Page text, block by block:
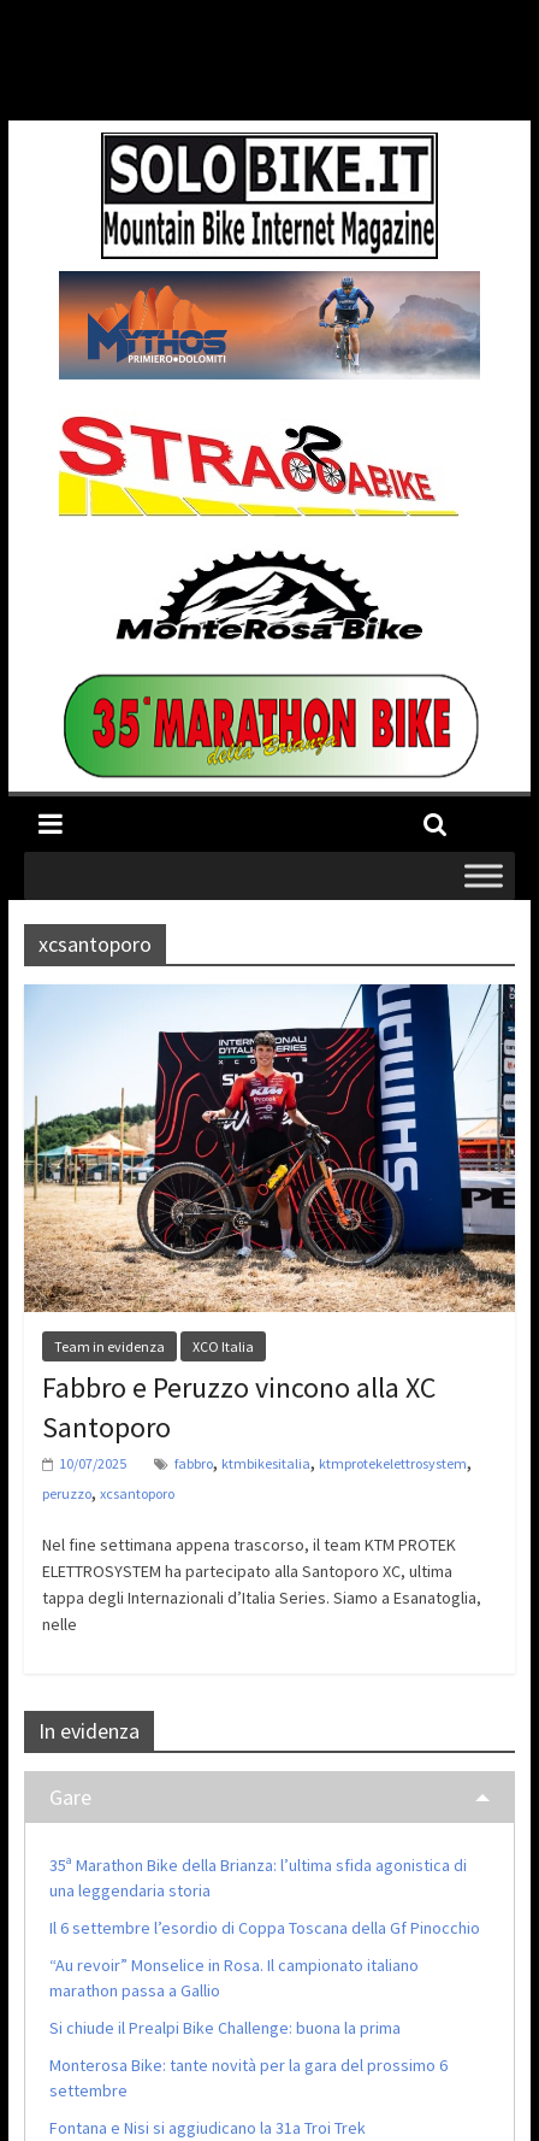
xcsantoporo
Team in evidenza XCO Italia
Fabbro e Peruzzo vincono alla XC
Santoporo
10/07/2025 fabbro, ktmbikesitalia, ktmprotekelettrosystem,
peruzzo, xcsantoporo
Nel fine settimana appena trascorso, il team KTM PROTEK
ELETTROSYSTEM ha partecipato alla Santoporo XC, ultima
tappa degli Internazionali d’Italia Series. Siamo a Esanatoglia,
nelle
In evidenza
Gare
35ª Marathon Bike della Brianza: l’ultima sfida agonistica di
una leggendaria storia
Il 6 settembre l’esordio di Coppa Toscana della Gf Pinocchio
“Au revoir” Monselice in Rosa. Il campionato italiano
marathon passa a Gallio
Si chiude il Prealpi Bike Challenge: buona la prima
Monterosa Bike: tante novità per la gara del prossimo 6
settembre
Fontana e Nisi si aggiudicano la 31a Troi Trek